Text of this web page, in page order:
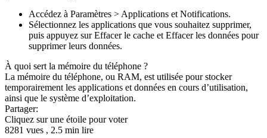
Accédez à Paramètres > Applications et Notifications.
Sélectionnez les applications que vous souhaitez supprimer,
puis appuyez sur Effacer le cache et Effacer les données pour
supprimer leurs données.
À quoi sert la mémoire du téléphone ?
La mémoire du téléphone, ou RAM, est utilisée pour stocker
temporairement les applications et données en cours d’utilisation,
ainsi que le système d’exploitation.
Partager:
Cliquez sur une étoile pour voter
8281 vues , 2.5 min lire